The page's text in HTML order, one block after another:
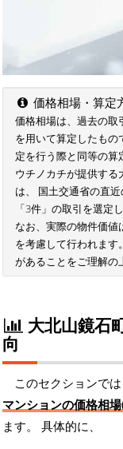
価格相場・算定
価格相場は、過去の取
を用いて算定したもの
定を行う際と同等の算
ウチノカチが提供す
は、 国土交通省の直
「3件」の取引を選定
なお、実際の物件価
を考慮して行われます
があることをご理解の
大北山鏡石
向
このセクションで
マンションの価格相
ます。 具体的に、